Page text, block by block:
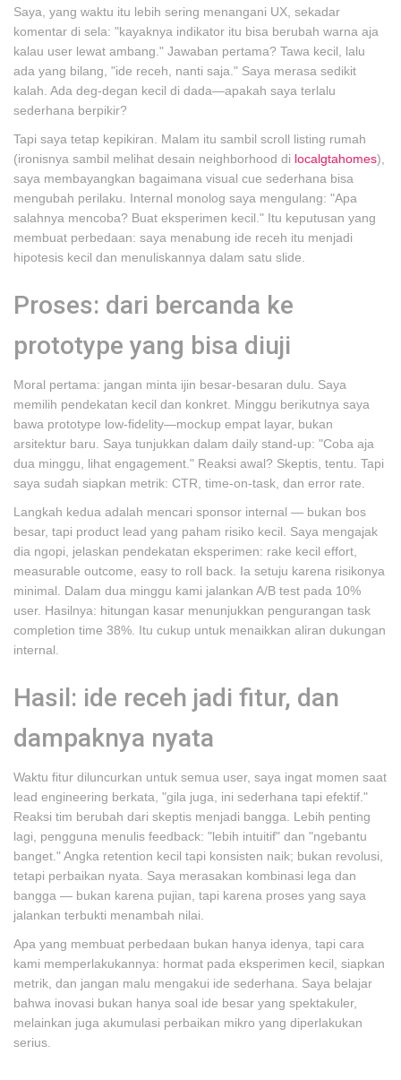
Saya, yang waktu itu lebih sering menangani UX, sekadar
komentar di sela: "kayaknya indikator itu bisa berubah warna aja
kalau user lewat ambang." Jawaban pertama? Tawa kecil, lalu
ada yang bilang, "ide receh, nanti saja." Saya merasa sedikit
kalah. Ada deg-degan kecil di dada—apakah saya terlalu
sederhana berpikir?
Tapi saya tetap kepikiran. Malam itu sambil scroll listing rumah
(ironisnya sambil melihat desain neighborhood di localgtahomes),
saya membayangkan bagaimana visual cue sederhana bisa
mengubah perilaku. Internal monolog saya mengulang: "Apa
salahnya mencoba? Buat eksperimen kecil." Itu keputusan yang
membuat perbedaan: saya menabung ide receh itu menjadi
hipotesis kecil dan menuliskannya dalam satu slide.
Proses: dari bercanda ke
prototype yang bisa diuji
Moral pertama: jangan minta ijin besar-besaran dulu. Saya
memilih pendekatan kecil dan konkret. Minggu berikutnya saya
bawa prototype low-fidelity—mockup empat layar, bukan
arsitektur baru. Saya tunjukkan dalam daily stand-up: "Coba aja
dua minggu, lihat engagement." Reaksi awal? Skeptis, tentu. Tapi
saya sudah siapkan metrik: CTR, time-on-task, dan error rate.
Langkah kedua adalah mencari sponsor internal — bukan bos
besar, tapi product lead yang paham risiko kecil. Saya mengajak
dia ngopi, jelaskan pendekatan eksperimen: rake kecil effort,
measurable outcome, easy to roll back. Ia setuju karena risikonya
minimal. Dalam dua minggu kami jalankan A/B test pada 10%
user. Hasilnya: hitungan kasar menunjukkan pengurangan task
completion time 38%. Itu cukup untuk menaikkan aliran dukungan
internal.
Hasil: ide receh jadi fitur, dan
dampaknya nyata
Waktu fitur diluncurkan untuk semua user, saya ingat momen saat
lead engineering berkata, "gila juga, ini sederhana tapi efektif."
Reaksi tim berubah dari skeptis menjadi bangga. Lebih penting
lagi, pengguna menulis feedback: "lebih intuitif" dan "ngebantu
banget." Angka retention kecil tapi konsisten naik; bukan revolusi,
tetapi perbaikan nyata. Saya merasakan kombinasi lega dan
bangga — bukan karena pujian, tapi karena proses yang saya
jalankan terbukti menambah nilai.
Apa yang membuat perbedaan bukan hanya idenya, tapi cara
kami memperlakukannya: hormat pada eksperimen kecil, siapkan
metrik, dan jangan malu mengakui ide sederhana. Saya belajar
bahwa inovasi bukan hanya soal ide besar yang spektakuler,
melainkan juga akumulasi perbaikan mikro yang diperlakukan
serius.